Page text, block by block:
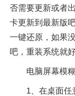
否需要更新或者
卡更新到最新版
一键还原，如果
吧，重装系统就好
电脑屏幕模
1、在桌面任